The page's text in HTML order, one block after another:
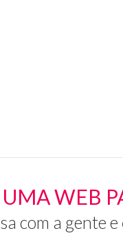
WEB
com a gente e